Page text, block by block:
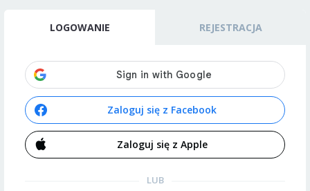
LOGOWANIE REJESTRACJA
Zaloguj się z Facebook
Zaloguj się z Apple
LUB